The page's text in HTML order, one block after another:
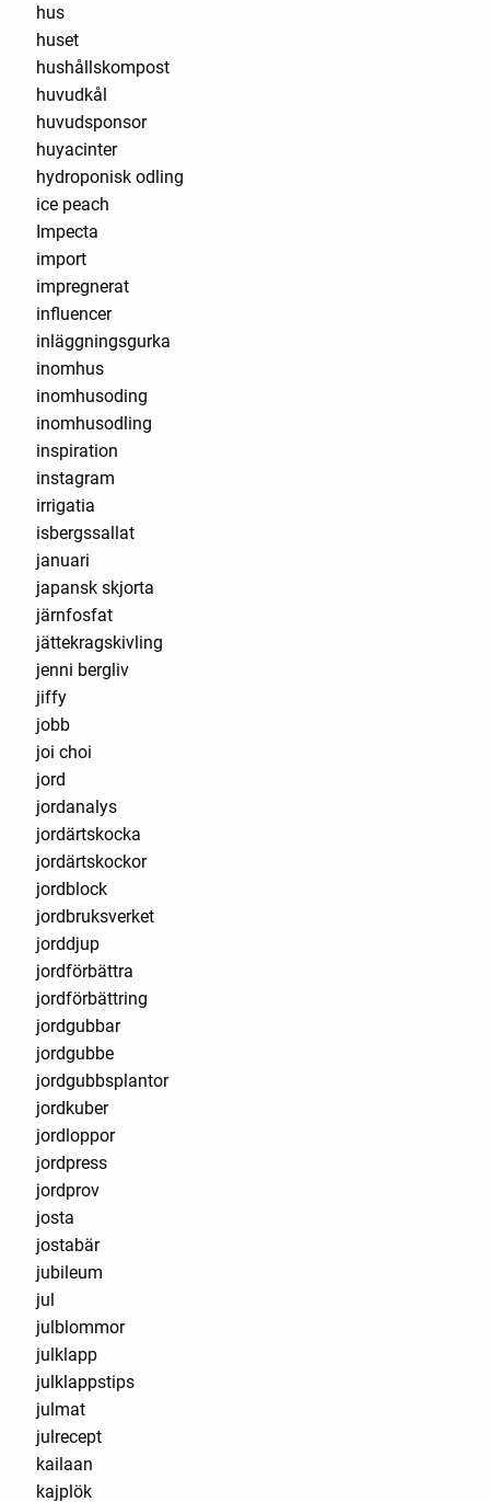
hus
huset
hushållskompost
huvudkål
huvudsponsor
huyacinter
hydroponisk odling
ice peach
Impecta
import
impregnerat
influencer
inläggningsgurka
inomhus
inomhusoding
inomhusodling
inspiration
instagram
irrigatia
isbergssallat
januari
japansk skjorta
järnfosfat
jättekragskivling
jenni bergliv
jiffy
jobb
joi choi
jord
jordanalys
jordärtskocka
jordärtskockor
jordblock
jordbruksverket
jorddjup
jordförbättra
jordförbättring
jordgubbar
jordgubbe
jordgubbsplantor
jordkuber
jordloppor
jordpress
jordprov
josta
jostabär
jubileum
jul
julblommor
julklapp
julklappstips
julmat
julrecept
kailaan
kajplök